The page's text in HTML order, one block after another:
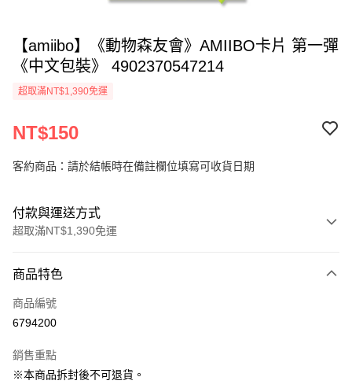
【amiibo】《動物森友會》AMIIBO卡片 第一彈
《中文包裝》 4902370547214
超取滿NT$1,390免運
NT$150
客約商品：請於結帳時在備註欄位填寫可收貨日期
付款與運送方式
超取滿NT$1,390免運
信用卡一次付款
超商取貨付款
Apple Pay
商品特色
商品編號
6794200
銷售重點
※本商品拆封後不可退貨。